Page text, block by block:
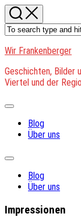
Skip
to
content
Wir Frankenberger
Geschichten, Bilder
Viertel und der
Expand
Blog
Über uns
Expand
Blog
Über uns
Impressionen